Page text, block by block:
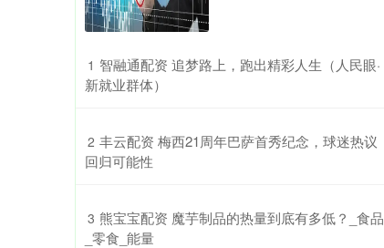
1 ​智融通配资 追梦路上，跑出精彩人生（人民眼·
新就业群体）
2 ​丰云配资 梅西21周年巴萨首秀纪念，球迷热议
回归可能性
3 ​熊宝宝配资 魔芋制品的热量到底有多低？_食品
_零食_能量